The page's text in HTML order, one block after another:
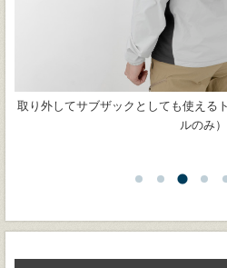
底面にパックカバーを内蔵。ショルダ
ので、背面側にも雨が入り